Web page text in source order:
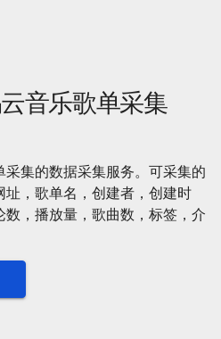
音乐歌单采集
集的数据采集服务。可采集的
，歌单名，创建者，创建时
，播放量，歌曲数，标签，介